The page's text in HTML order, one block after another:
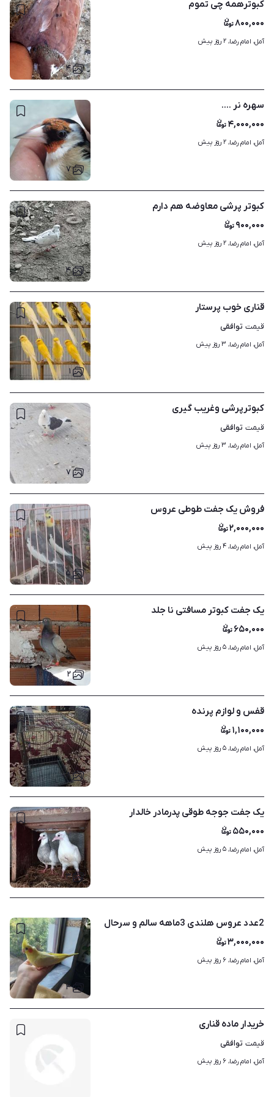
۴
کبوترهمه چی تموم
۸۰۰,۰۰۰
آمل، امام رضا، ۲ روز پیش
۷
سهره نر ....
۴,۰۰۰,۰۰۰
آمل، امام رضا، ۲ روز پیش
۴
کبوتر پرشی معاوضه هم دارم
۹۰۰,۰۰۰
آمل، امام رضا، ۲ روز پیش
۱
قناری خوب پرستار
قیمت توافقی
آمل، امام رضا، ۳ روز پیش
۷
کبوترپرشی وغریب گیری
قیمت توافقی
آمل، امام رضا، ۳ روز پیش
۵
فروش یک جفت طوطی عروس
۲,۰۰۰,۰۰۰
آمل، امام رضا، ۴ روز پیش
۲
یک جفت کبوتر مسافتی نا جلد
۶۵۰,۰۰۰
آمل، امام رضا، ۵ روز پیش
۸
قفس و لوازم پرنده
۱,۱۰۰,۰۰۰
آمل، امام رضا، ۵ روز پیش
۳
یک جفت جوجه طوقی پدرمادر خالدار
۵۵۰,۰۰۰
آمل، امام رضا، ۵ روز پیش
۴
2عدد عروس هلندی 3ماهه سالم و سرحال
۳,۰۰۰,۰۰۰
آمل، امام رضا، ۶ روز پیش
خریدار ماده قناری
قیمت توافقی
آمل، امام رضا، ۶ روز پیش